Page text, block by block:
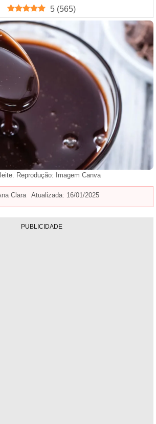
5 (565)
Reprodução: Imagem Canva
Clara Atualizada: 16/01/2025
PUBLICIDADE